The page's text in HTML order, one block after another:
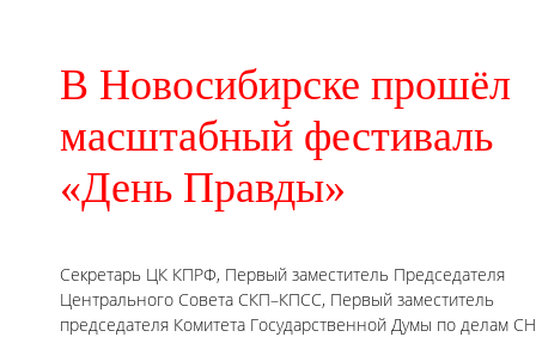
В Новосибирске прошёл
масштабный фестиваль
«День Правды»
Секретарь ЦК КПРФ, Первый заместитель Председателя
Центрального Совета СКП–КПСС, Первый заместитель
председателя Комитета Государственной Думы по делам